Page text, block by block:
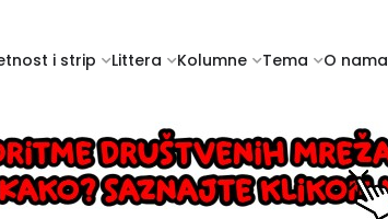
i strip Littera Kolumne Tema O nama